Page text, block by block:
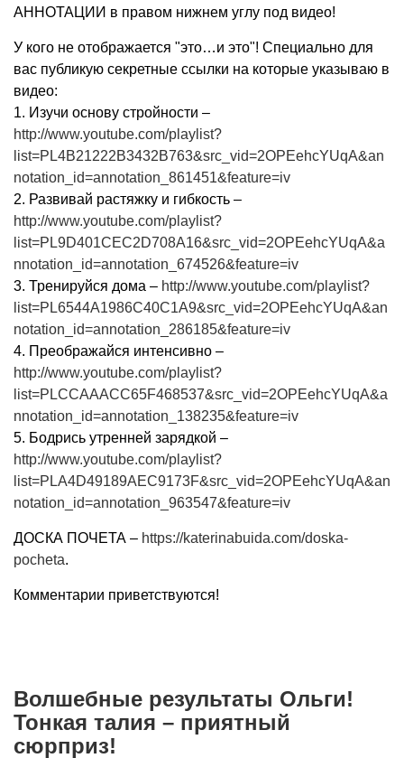
АННОТАЦИИ в правом нижнем углу под видео!
У кого не отображается "это…и это"! Специально для
вас публикую секретные ссылки на которые указываю в
видео:
1. Изучи основу стройности –
http://www.youtube.com/playlist?
list=PL4B21222B3432B763&src_vid=2OPEehcYUqA&an
notation_id=annotation_861451&feature=iv
2. Развивай растяжку и гибкость –
http://www.youtube.com/playlist?
list=PL9D401CEC2D708A16&src_vid=2OPEehcYUqA&a
nnotation_id=annotation_674526&feature=iv
3. Тренируйся дома – http://www.youtube.com/playlist?
list=PL6544A1986C40C1A9&src_vid=2OPEehcYUqA&an
notation_id=annotation_286185&feature=iv
4. Преображайся интенсивно –
http://www.youtube.com/playlist?
list=PLCCAAACC65F468537&src_vid=2OPEehcYUqA&a
nnotation_id=annotation_138235&feature=iv
5. Бодрись утренней зарядкой –
http://www.youtube.com/playlist?
list=PLA4D49189AEC9173F&src_vid=2OPEehcYUqA&an
notation_id=annotation_963547&feature=iv
ДОСКА ПОЧЕТА – https://katerinabuida.com/doska-
pocheta.
Комментарии приветствуются!
Волшебные результаты Ольги!
Тонкая талия – приятный
сюрприз!